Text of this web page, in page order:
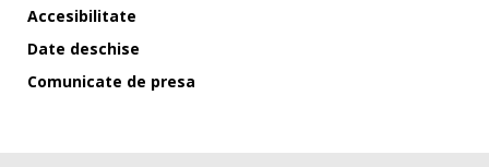
Accesibilitate
Date deschise
Comunicate de presa